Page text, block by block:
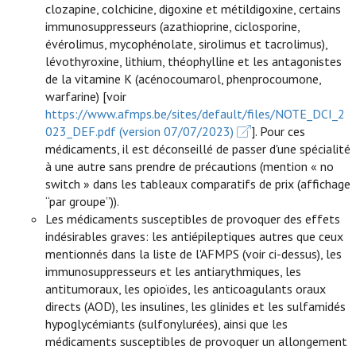
clozapine, colchicine, digoxine et métildigoxine, certains
immunosuppresseurs (azathioprine, ciclosporine,
évérolimus, mycophénolate, sirolimus et tacrolimus),
lévothyroxine, lithium, théophylline et les antagonistes
de la vitamine K (acénocoumarol, phenprocoumone,
warfarine) [voir
https://www.afmps.be/sites/default/files/NOTE_DCI_2
023_DEF.pdf (version 07/07/2023)
]. Pour ces
médicaments, il est déconseillé de passer d'une spécialité
à une autre sans prendre de précautions (mention « no
switch » dans les tableaux comparatifs de prix (affichage
“par groupe”)).
Les médicaments susceptibles de provoquer des effets
indésirables graves: les antiépileptiques autres que ceux
mentionnés dans la liste de l'AFMPS (voir ci-dessus), les
immunosuppresseurs et les antiarythmiques, les
antitumoraux, les opioïdes, les anticoagulants oraux
directs (AOD), les insulines, les glinides et les sulfamidés
hypoglycémiants (sulfonylurées), ainsi que les
médicaments susceptibles de provoquer un allongement